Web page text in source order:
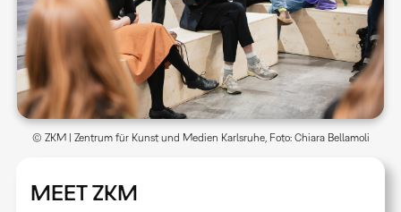
MEET ZKM
© ZKM | Zentrum für Kunst und Medien Karlsruhe, Foto: Chiara Bellamoli